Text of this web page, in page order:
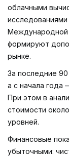
облачными
исследованиями
Международной
формируют
рынке.
За последние
а с начала года
При этом в
стоимости
уровней.
Финансовые
убыточными: